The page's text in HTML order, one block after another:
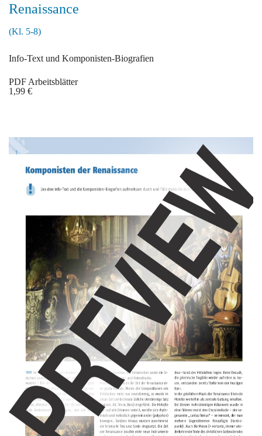
Renaissance
(Kl. 5-8)
Info-Text und Komponisten-Biografien
PDF Arbeitsblätter
1,99 €